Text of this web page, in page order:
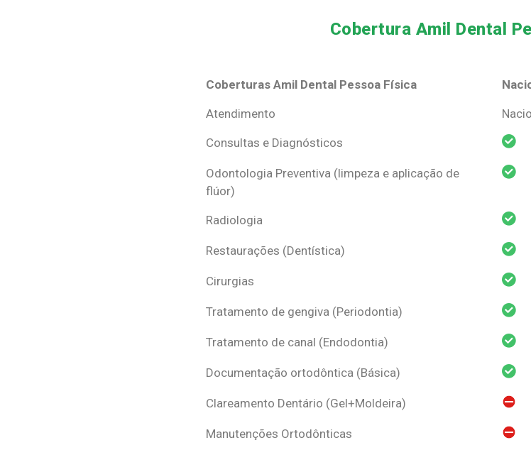
Cobertura Amil Dental
Coberturas Amil Dental Pessoa Física
Coberturas Amil Dental Pessoa Física
Atendimento
Consultas e Diagnósticos
Odontologia Preventiva (limpeza e aplicação de
flúor)
Radiologia
Restaurações (Dentística)
Cirurgias
Tratamento de gengiva (Periodontia)
Tratamento de canal (Endodontia)
Documentação ortodôntica (Básica)
Clareamento Dentário (Gel+Moldeira)
Manutenções Ortodônticas